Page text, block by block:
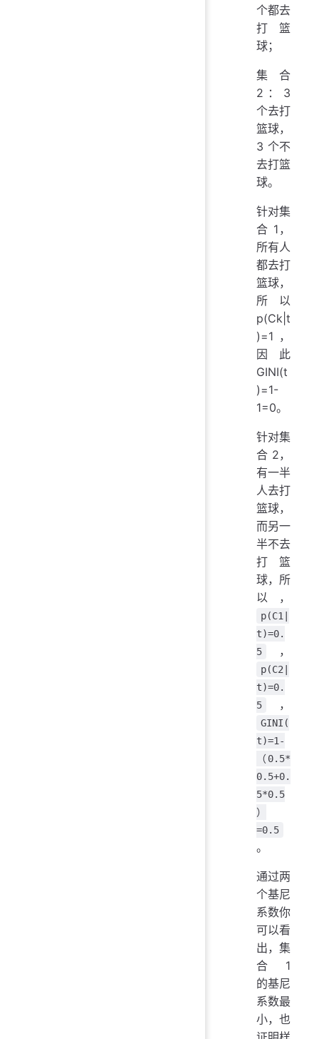
个都去
打篮
球；
集合
2：3
个去打
篮球，
3 个不
去打篮
球。
针对集
合 1，
所有人
都去打
篮球，
所以
p(Ck|t
)=1，
因此
GINI(t
)=1-
1=0。
针对集
合 2，
有一半
人去打
篮球，
而另一
半不去
打篮
球，所
以，
p(C1|
t)=0.
5
，
p(C2|
t)=0.
5
，
GINI(
t)=1-
（0.5*
0.5+0.
5*0.5
）
=0.5
。
通过两
个基尼
系数你
可以看
出，集
合 1
的基尼
系数最
小，也